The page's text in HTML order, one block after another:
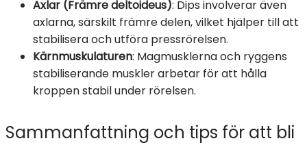
Axlar (Främre deltoideus): Dips involverar även
axlarna, särskilt främre delen, vilket hjälper till att
stabilisera och utföra pressrörelsen.
Kärnmuskulaturen: Magmusklerna och ryggens
stabiliserande muskler arbetar för att hålla
kroppen stabil under rörelsen.
Sammanfattning och tips för att bli